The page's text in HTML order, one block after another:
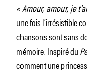
« Amour, amour, je
une fois l’irrésistible
chansons sont sans
mémoire. Inspiré du
comment une